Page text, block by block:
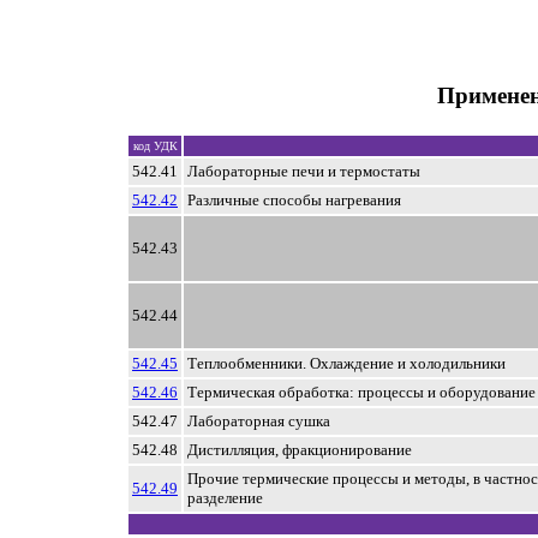
код УДК
542.41 Лабораторные печи и термостаты
542.42 Различные способы нагревания
542.43
542.44
542.45 Теплообменники. Охлаждение и холодильники
542.46 Термическая обработка: процессы и оборудование
542.47 Лабораторная сушка
542.48 Дистилляция, фракционирование
542.49
Прочие термические процессы и методы, в
разделение